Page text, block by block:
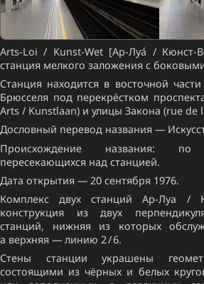
Arts-Loi / Kunst-Wet [Ар-Луа́ / Кюнст-
станция мелкого заложения с
Станция находится в восточной
Брюсселя под перекрёстком
Arts / Kunstlaan) и улицы Закона (rue de
Дословный перевод названия —
Происхождение названия:
пересекающихся над станцией.
Дата открытия — 20 сентября 1976.
Комплекс двух станций Ар-Луа /
конструкция из двух
станций, нижняя из которых
а верхняя — линию 2 / 6.
Стены станции украшены
состоящими из чёрных и белых